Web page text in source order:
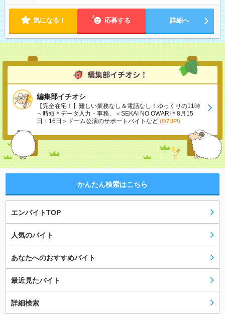
気になる！ 応募する 詳細へ
編集部イチオシ
【完全在宅！】難しい業務なし＆電話なし！ゆっくりの11時
～時短＊データ入力・事務、＜SEKAI NO OWARI＊8月15
日・16日＞ドーム公演のサポートバイトなど (8/7UP!)
かんたん検索はこちら
エンバイトTOP
人気のバイト
あなたへのおすすめバイト
最近見たバイト
詳細検索